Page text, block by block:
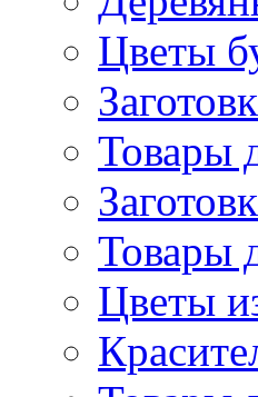
Цветы
Товары
Товары
Цветы